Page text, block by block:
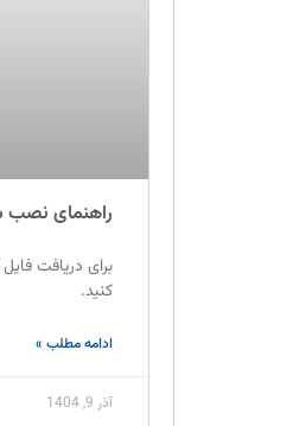
راهنمای نصب
برای دریافت
کنید.
ادامه مطلب »
آذر 9, 1404